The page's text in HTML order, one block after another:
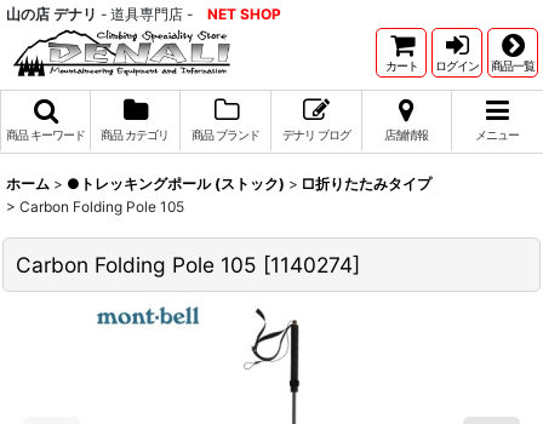
山の店 デナリ - 道具専門店 - NET SHOP
カート ログイン 商品一覧
商品 キーワード 商品 カテゴリ 商品 ブランド デナリ ブログ 店舗情報 メニュー
ホーム > ●トレッキングポール (ストック) > □折りたたみタイプ
> Carbon Folding Pole 105
Carbon Folding Pole 105 [1140274]